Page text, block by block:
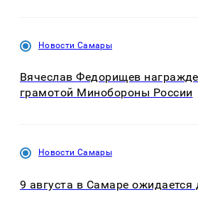
Новости Самары
Вячеслав Федорищев
грамотой Минобороны России
Новости Самары
9 августа в Самаре